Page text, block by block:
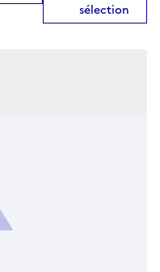
sélection